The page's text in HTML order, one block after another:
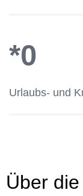
*0
Urlaubs- und
Über